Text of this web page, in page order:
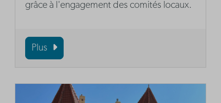
grâce à l'engagement des comités locaux.
Plus